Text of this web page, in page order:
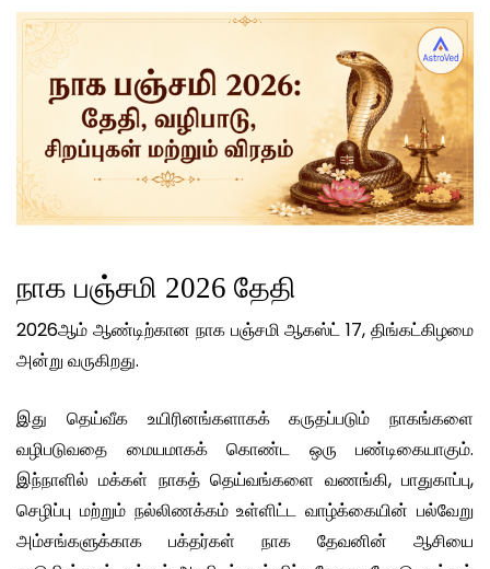
நாக பஞ்சமி 2026 தேதி
2026ஆம் ஆண்டிற்கான நாக பஞ்சமி ஆகஸ்ட் 17, திங்கட்கிழமை
அன்று வருகிறது.
இது தெய்வீக உயிரினங்களாகக் கருதப்படும் நாகங்களை
வழிபடுவதை மையமாகக் கொண்ட ஒரு பண்டிகையாகும்.
இந்நாளில் மக்கள் நாகத் தெய்வங்களை வணங்கி, பாதுகாப்பு,
செழிப்பு மற்றும் நல்லிணக்கம் உள்ளிட்ட வாழ்க்கையின் பல்வேறு
அம்சங்களுக்காக பக்தர்கள் நாக தேவனின் ஆசியை